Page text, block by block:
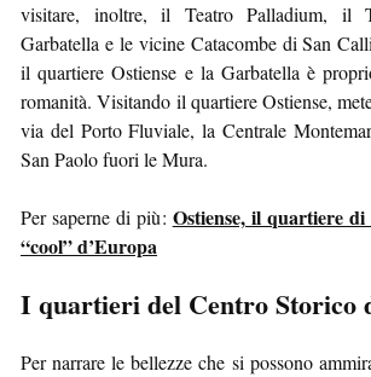
visitare, inoltre, il Teatro Palladium, il
Garbatella e le vicine Catacombe di San
il quartiere Ostiense e la Garbatella è
romanità. Visitando il quartiere Ostiense,
via del Porto Fluviale, la Centrale
San Paolo fuori le Mura.
Per saperne di più: Ostiense, il quartiere
“cool” d’Europa
I quartieri del Centro Storico
Per narrare le bellezze che si possono